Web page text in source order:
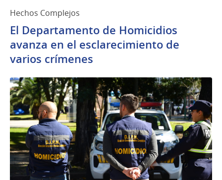
Hechos Complejos
El Departamento de Homicidios
avanza en el esclarecimiento de
varios crímenes